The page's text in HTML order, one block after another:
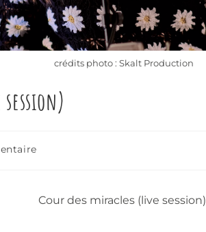
crédits photo : Skalt Production
Cour des miracles (live session)